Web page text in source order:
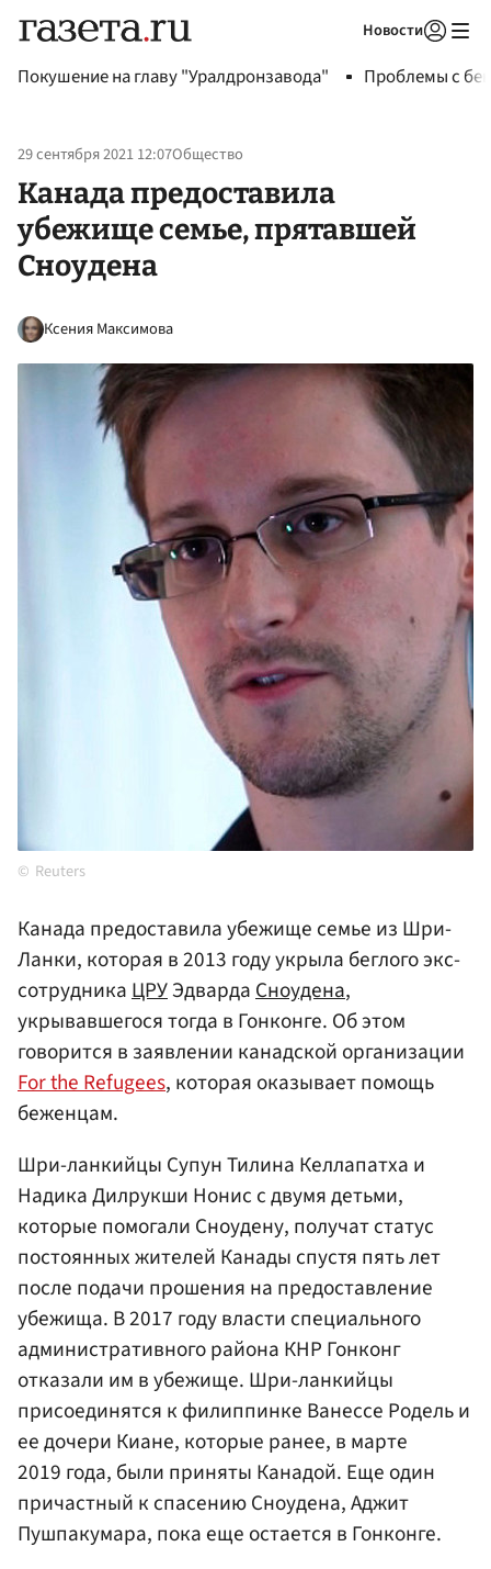
Новости
Покушение на главу "Уралдронзавода" Проблемы с
29 сентября 2021 12:07Общество
Канада предоставила
убежище семье, прятавшей
Сноудена
Ксения Максимова
Reuters
Канада предоставила убежище семье из Шри-
Ланки, которая в 2013 году укрыла беглого экс-
сотрудникаЦРУЭдвардаСноудена,
укрывавшегося тогда в Гонконге. Об этом
говорится в заявлении канадской организации
For the Refugees, которая оказывает помощь
беженцам.
Шри-ланкийцы Супун Тилина Келлапатха и
Надика Дилрукши Нонис с двумя детьми,
которые помогали Сноудену, получат статус
постоянных жителей Канады спустя пять лет
после подачи прошения на предоставление
убежища. В 2017 году власти специального
административного района КНР Гонконг
отказали им в убежище. Шри-ланкийцы
присоединятся к филиппинке Ванессе Родель и
ее дочери Киане, которые ранее, в марте
2019 года, были приняты Канадой. Еще один
причастный к спасению Сноудена, Аджит
Пушпакумара, пока еще остается в Гонконге.